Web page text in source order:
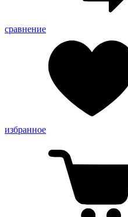
сравнение
избранное